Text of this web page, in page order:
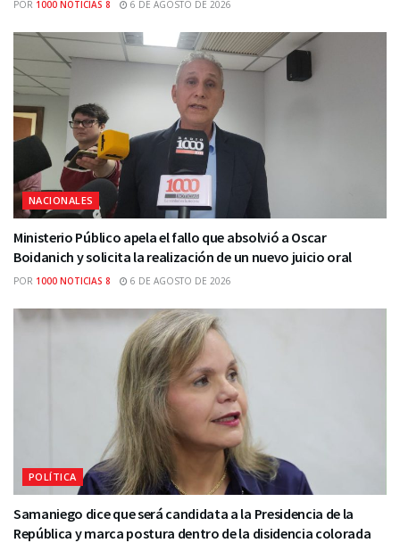
POR 1000 NOTICIAS 8 6 DE AGOSTO DE 2026
NACIONALES
Ministerio Público apela el fallo que absolvió a Oscar
Boidanich y solicita la realización de un nuevo juicio oral
POR 1000 NOTICIAS 8 6 DE AGOSTO DE 2026
POLÍTICA
Samaniego dice que será candidata a la Presidencia de la
República y marca postura dentro de la disidencia colorada